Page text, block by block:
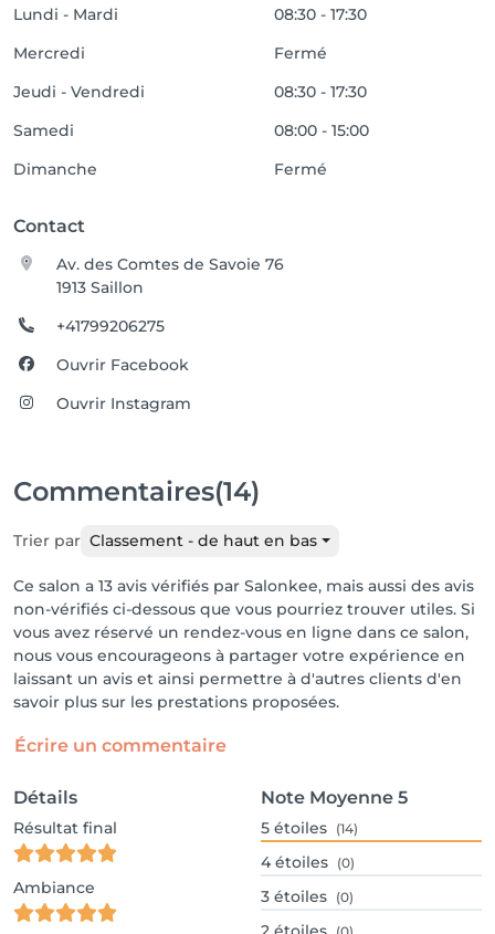
Lundi - Mardi
08:30 - 17:30
Mercredi
Fermé
Jeudi - Vendredi
08:30 - 17:30
Samedi
08:00 - 15:00
Dimanche
Fermé
Contact
Av. des Comtes de Savoie 76
1913 Saillon
+41799206275
Ouvrir Facebook
Ouvrir Instagram
Commentaires(14)
Trier par Classement - de haut en bas
Ce salon a 13 avis vérifiés par Salonkee, mais aussi des avis
non-vérifiés ci-dessous que vous pourriez trouver utiles. Si
vous avez réservé un rendez-vous en ligne dans ce salon,
nous vous encourageons à partager votre expérience en
laissant un avis et ainsi permettre à d'autres clients d'en
savoir plus sur les prestations proposées.
Écrire un commentaire
Détails
Résultat final
Ambiance
Note Moyenne 5
5 étoiles (14)
4 étoiles (0)
3 étoiles (0)